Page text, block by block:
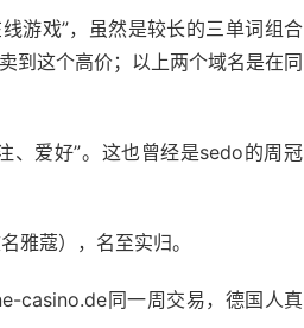
游戏”，虽然是较长的三单词组合
到这个高价；以上两个域名是在同
爱好”。这也曾经是sedo的周冠
蔻），名至实归。
casino.de同一周交易，德国人真